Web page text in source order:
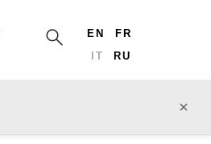
EN
FR
IT
RU
×